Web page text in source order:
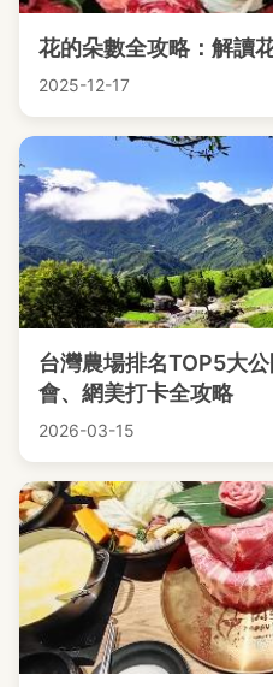
花的朵數全攻略：解讀
2025-12-17
台灣農場排名TOP5大
會、網美打卡全攻略
2026-03-15